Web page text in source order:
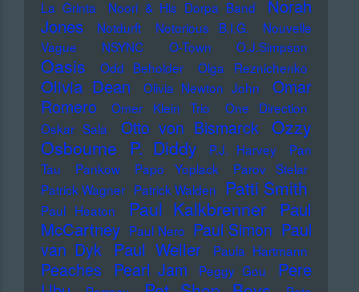
La Grinta Noori & His Dorpa Band
Norah
Jones
Notdurft Notorious B.I.G.
Nouvelle
Vague
NSYNC O-Town O.J.Simpson
Oasis Odd Beholder Olga Reznichenko
Olivia Dean Olivia Newton John
Omar
Romero
Omer Klein Trio
One Direction
Oskar Sala
Otto von Bismarck Ozzy
Osbourne
P. Diddy P.J. Harvey
Pan
Tau
Pankow Papo Yoplack
Parov Stelar
Patrick Wagner Patrick Walden Patti Smith
Paul Heaton Paul Kalkbrenner
Paul
McCartney Paul Nero Paul Simon Paul
van Dyk Paul Weller Paula Hartmann
Peaches Pearl Jam Peggy Gou
Pere